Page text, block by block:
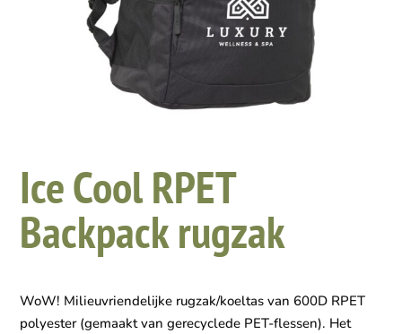
Ice Cool RPET
Backpack rugzak
WoW! Milieuvriendelijke rugzak/koeltas van 600D RPET
polyester (gemaakt van gerecyclede PET-flessen). Het